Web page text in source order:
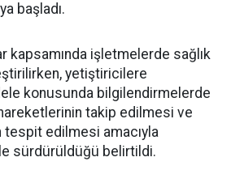
başladı.
kapsamında işletmelerde sağlık
yetiştiricilere
konusunda bilgilendirmelerde
takip edilmesi ve
tespit edilmesi amacıyla
sürdürüldüğü belirtildi.